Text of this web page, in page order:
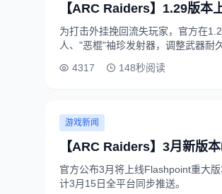
【ARC Raiders】1.29版本
为打击外挂挽回流失玩家，官方在
人、"恶棍"袖珍发射器，调整武器耐
4317
148秒阅读
游戏新闻
【ARC Raiders】3月新版
官方公布3月将上线Flashpoint重大
计3月15日全平台同步推送。